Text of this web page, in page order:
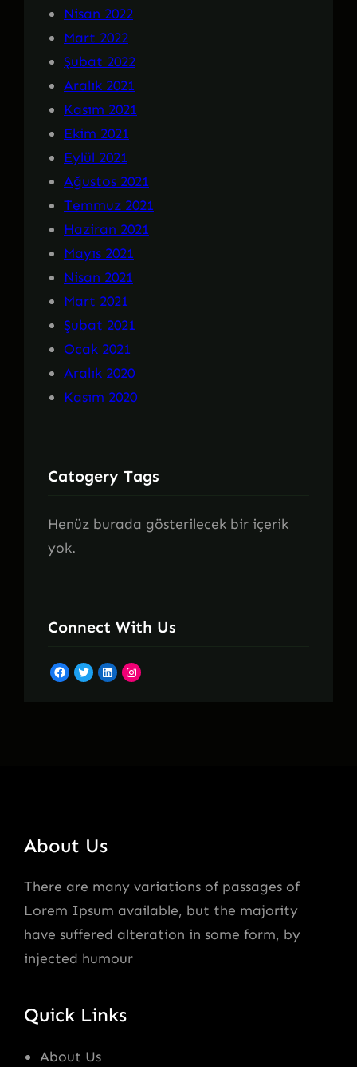
Nisan 2022
Mart 2022
Şubat 2022
Aralık 2021
Kasım 2021
Ekim 2021
Eylül 2021
Ağustos 2021
Temmuz 2021
Haziran 2021
Mayıs 2021
Nisan 2021
Mart 2021
Şubat 2021
Ocak 2021
Aralık 2020
Kasım 2020
Catogery Tags
Henüz burada gösterilecek bir içerik
yok.
Connect With Us
Facebook Twitter LinkedIn Instagram
About Us
There are many variations of passages of
Lorem Ipsum available, but the majority
have suffered alteration in some form, by
injected humour
Quick Links
About Us